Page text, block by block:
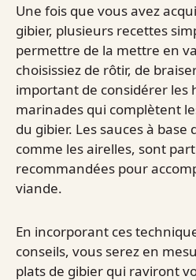
Une fois que vous avez
gibier, plusieurs recettes
permettre de la mettre en
choisissiez de rôtir, de
important de considérer les
marinades qui complètent
du gibier. Les sauces à
comme les airelles, sont
recommandées pour
viande.
En incorporant ces
conseils, vous serez en
plats de gibier qui raviront